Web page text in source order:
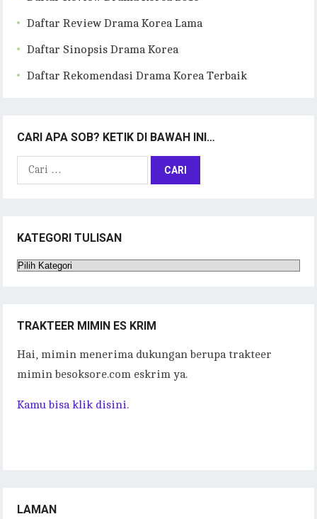
Daftar Review Drama Korea Lama
Daftar Sinopsis Drama Korea
Daftar Rekomendasi Drama Korea Terbaik
CARI APA SOB? KETIK DI BAWAH INI…
Cari
KATEGORI TULISAN
Kategori
TRAKTEER MIMIN ES KRIM
Hai, mimin menerima dukungan berupa trakteer
mimin besoksore.com eskrim ya.
Kamu bisa klik disini.
LAMAN